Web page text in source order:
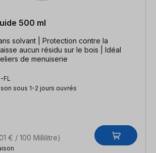
500 ml
solvant | Protection contre la
aucun résidu sur le bois | Idéal
de menuiserie
sous 1-2 jours ouvrés
€ / 100 Millilitre)